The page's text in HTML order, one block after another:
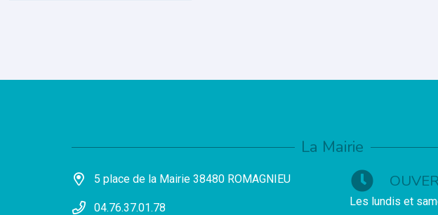
La Mairie
5 place de la Mairie 38480 ROMAGNIEU
04.76.37.01.78 Les lundis et